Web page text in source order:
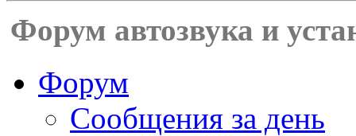
Форум автозвука и
Форум
Сообщения за день